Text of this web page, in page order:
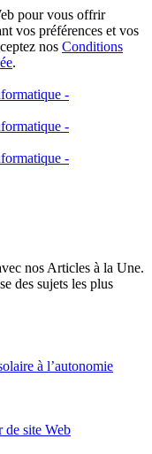
pour vous offrir
vos préférences et vos
nos Conditions
.
nos Articles à la Une.
des sujets les plus
à l’autonomie
de site Web